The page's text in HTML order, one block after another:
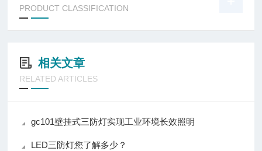
PRODUCT CLASSIFICATION
相关文章
RELATED ARTICLES
gc101壁挂式三防灯实现工业环境长效照明
LED三防灯您了解多少？